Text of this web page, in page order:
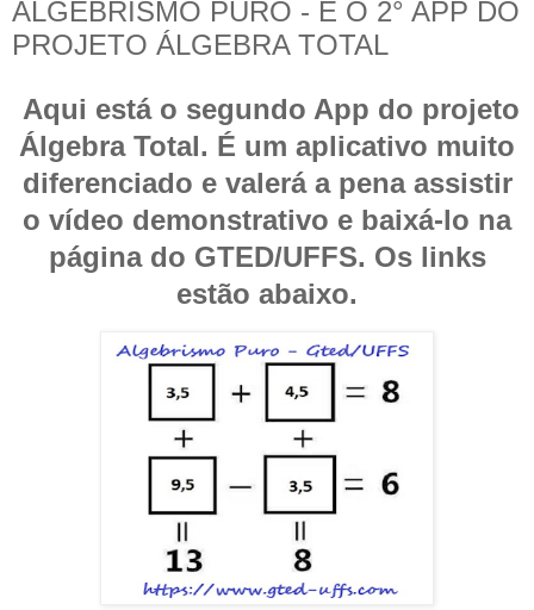
ALGEBRISMO PURO - É O 2° APP DO
PROJETO ÁLGEBRA TOTAL
Aqui está o segundo App do projeto
Álgebra Total. É um aplicativo muito
diferenciado e valerá a pena assistir
o vídeo demonstrativo e baixá-lo na
página do GTED/UFFS. Os links
estão abaixo.